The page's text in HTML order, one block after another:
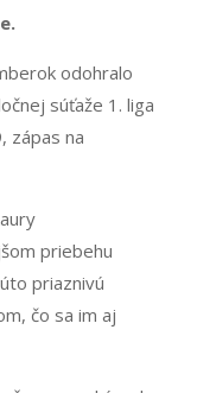
odohralo
súťaže 1. liga
zápas na
priebehu
priaznivú
čo sa im aj